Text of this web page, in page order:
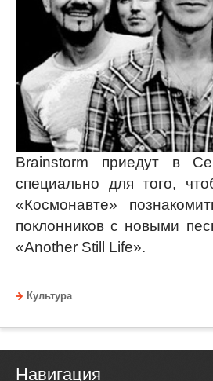
Brainstorm приедут в
специально для того,
«Космонавте»
поклонников с новыми
«Another Still Life».
Культура
Навигация